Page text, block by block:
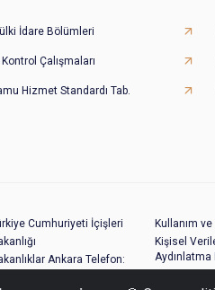
İdare Bölümleri
Çalışmaları
Hizmet Standardı Tab.
Cumhuriyeti İçişleri
Ankara Telefon:
Kullanım
Kişisel
Aydınlatma
Site Haritası